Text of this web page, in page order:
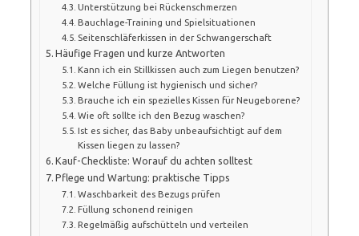
Unterstützung bei Rückenschmerzen
Bauchlage-Training und Spielsituationen
Seitenschläferkissen in der Schwangerschaft
Häufige Fragen und kurze Antworten
Kann ich ein Stillkissen auch zum Liegen benutzen?
Welche Füllung ist hygienisch und sicher?
Brauche ich ein spezielles Kissen für Neugeborene?
Wie oft sollte ich den Bezug waschen?
Ist es sicher, das Baby unbeaufsichtigt auf dem
Kissen liegen zu lassen?
Kauf-Checkliste: Worauf du achten solltest
Pflege und Wartung: praktische Tipps
Waschbarkeit des Bezugs prüfen
Füllung schonend reinigen
Regelmäßig aufschütteln und verteilen